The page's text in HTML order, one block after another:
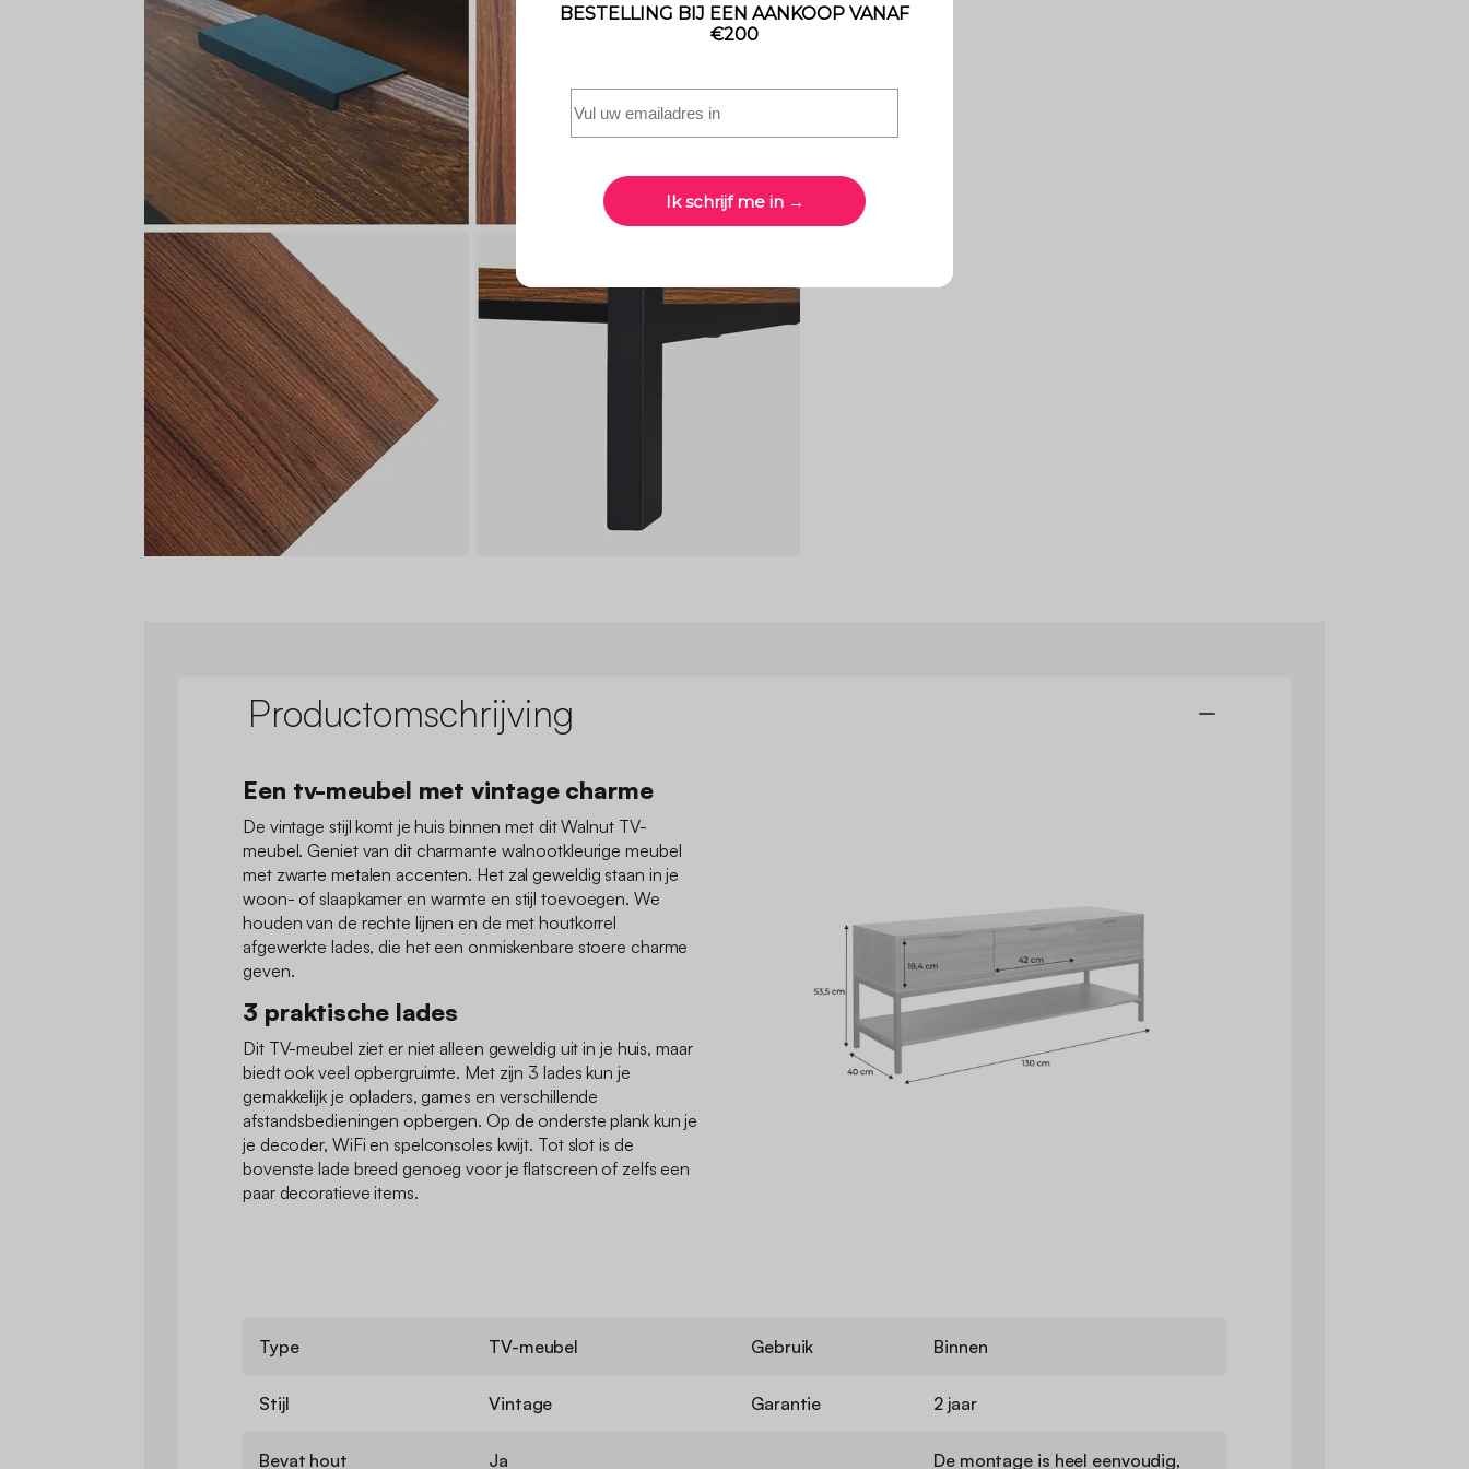
Productomschrijving
Een tv-meubel met vintage charme
De vintage stijl komt je huis binnen met dit Walnut TV-
meubel. Geniet van dit charmante walnootkleurige meubel
met zwarte metalen accenten. Het zal geweldig staan in je
woon- of slaapkamer en warmte en stijl toevoegen. We
houden van de rechte lijnen en de met houtkorrel
afgewerkte lades, die het een onmiskenbare stoere charme
geven.
3 praktische lades
Dit TV-meubel ziet er niet alleen geweldig uit in je huis, maar
biedt ook veel opbergruimte. Met zijn 3 lades kun je
gemakkelijk je opladers, games en verschillende
afstandsbedieningen opbergen. Op de onderste plank kun je
je decoder, WiFi en spelconsoles kwijt. Tot slot is de
bovenste lade breed genoeg voor je flatscreen of zelfs een
paar decoratieve items.
Type TV-meubel
Stijl Vintage
Bevat hout Ja
Gebruik Binnen
Garantie 2 jaar
De montage is heel eenvoudig,